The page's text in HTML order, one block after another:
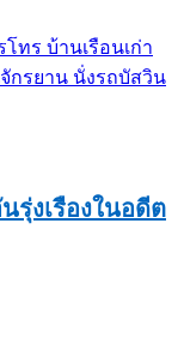
รุ่งเรืองในอดีต